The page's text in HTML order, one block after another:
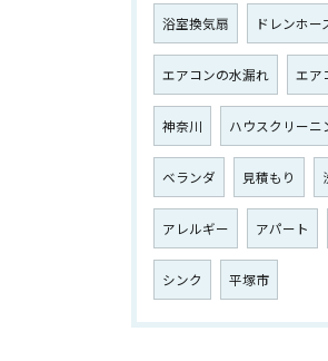
浴室換気扇 ドレンホー
エアコンの水漏れ エア
神奈川 ハウスクリーニ
ベランダ 見積もり
アレルギー アパート
シンク 平塚市
お気軽にお問い合わせく